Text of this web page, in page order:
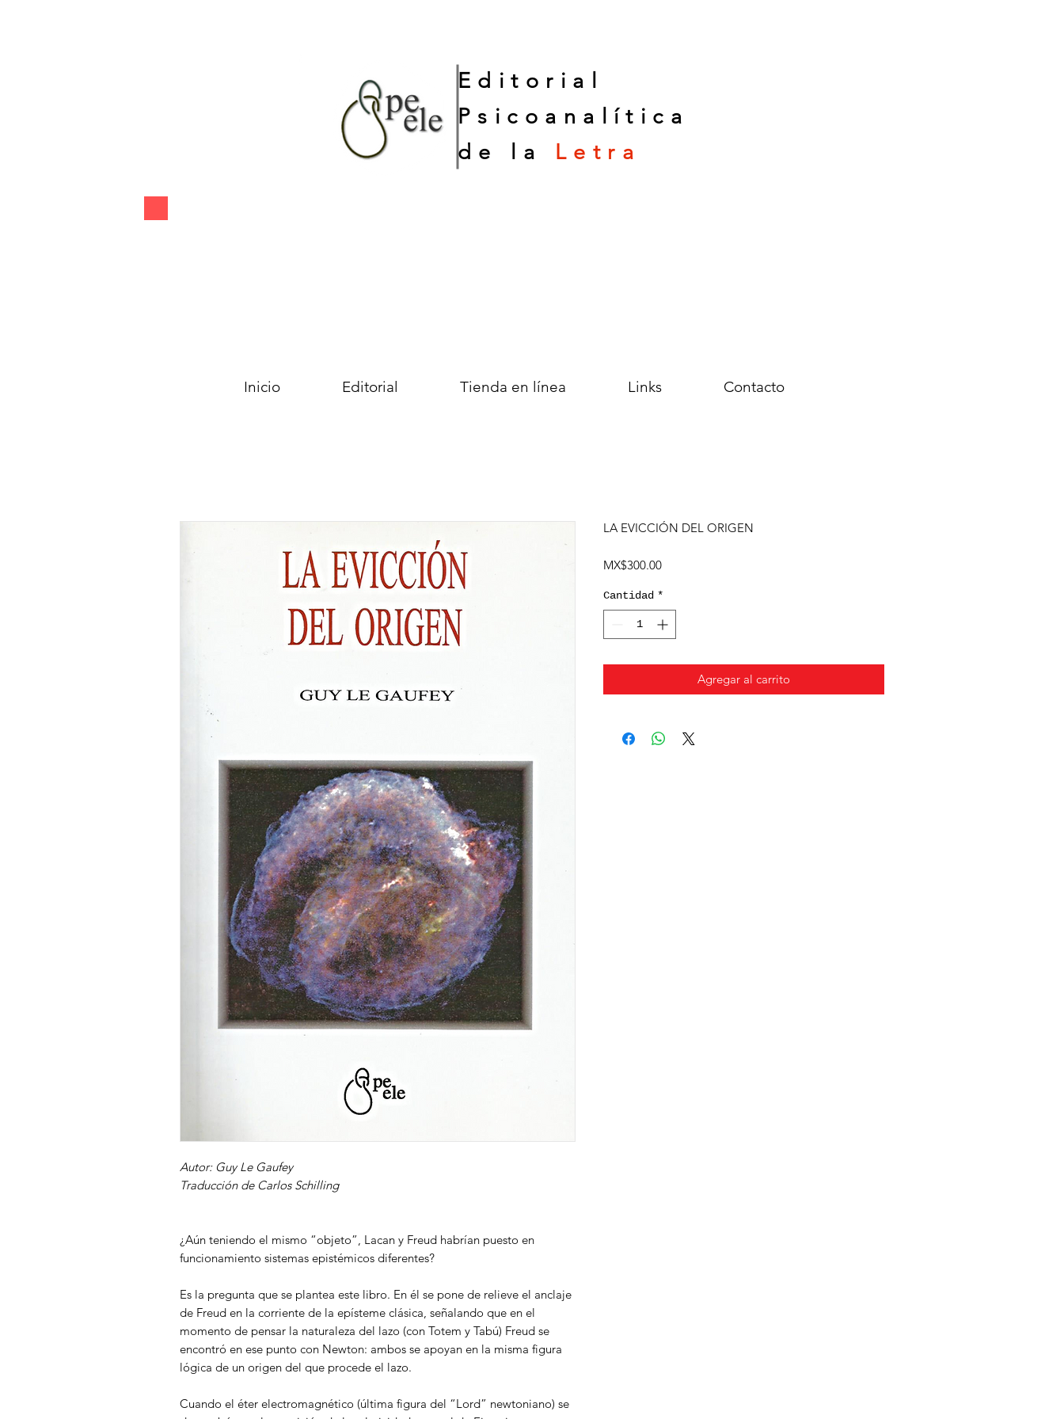
Editorial
Psicoanalítica
de la Letra
Inicio Editorial Tienda en línea Links Contacto
Autor: Guy Le Gaufey
Traducción de Carlos Schilling
¿Aún teniendo el mismo “objeto”, Lacan y Freud habrían puesto en
funcionamiento sistemas epistémicos diferentes?
Es la pregunta que se plantea este libro. En él se pone de relieve el anclaje
de Freud en la corriente de la epísteme clásica, señalando que en el
momento de pensar la naturaleza del lazo (con Totem y Tabú) Freud se
encontró en ese punto con Newton: ambos se apoyan en la misma figura
lógica de un origen del que procede el lazo.
Cuando el éter electromagnético (última figura del “Lord” newtoniano) se
LA EVICCIÓN DEL ORIGEN
MX$300.00Precio
Cantidad *
Agregar al carrito